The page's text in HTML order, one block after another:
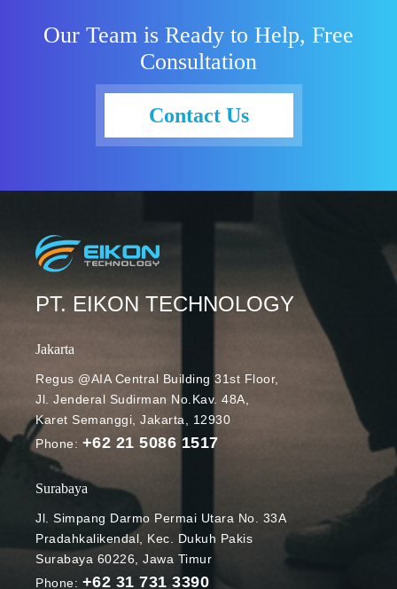
Our Team is Ready to Help, Free
Consultation
Contact Us
PT. EIKON TECHNOLOGY
Jakarta
Regus @AIA Central Building 31st Floor,
Jl. Jenderal Sudirman No.Kav. 48A,
Karet Semanggi, Jakarta, 12930
Phone: +62 21 5086 1517
Surabaya
Jl. Simpang Darmo Permai Utara No. 33A
Pradahkalikendal, Kec. Dukuh Pakis
Surabaya 60226, Jawa Timur
Phone: +62 31 731 3390